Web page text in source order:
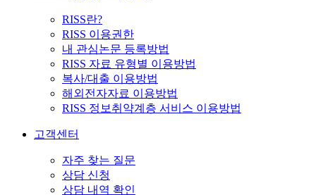
RISS란?
RISS 이용권한
내 관심논문 등록방법
RISS 자료 유형별 이용방법
복사/대출 이용방법
해외전자자료 이용방법
RISS 정보취약계층 서비스 이용방법
고객센터
자주 찾는 질문
상담 신청
상담 내역 확인